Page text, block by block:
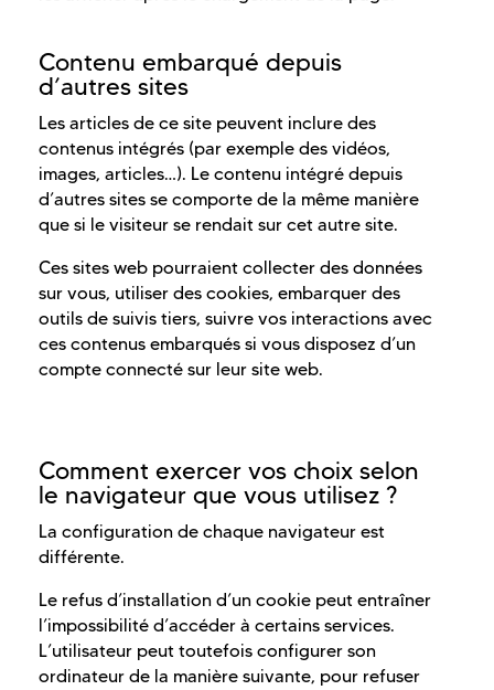
Contenu embarqué depuis
d’autres sites
Les articles de ce site peuvent inclure des
contenus intégrés (par exemple des vidéos,
images, articles…). Le contenu intégré depuis
d’autres sites se comporte de la même manière
que si le visiteur se rendait sur cet autre site.
Ces sites web pourraient collecter des données
sur vous, utiliser des cookies, embarquer des
outils de suivis tiers, suivre vos interactions avec
ces contenus embarqués si vous disposez d’un
compte connecté sur leur site web.
Comment exercer vos choix selon
le navigateur que vous utilisez ?
La configuration de chaque navigateur est
différente.
Le refus d’installation d’un cookie peut entraîner
l’impossibilité d’accéder à certains services.
L’utilisateur peut toutefois configurer son
ordinateur de la manière suivante, pour refuser